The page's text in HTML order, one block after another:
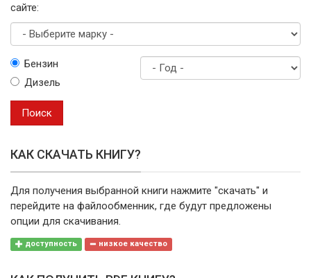
сайте:
маркуБензин
Дизель
Поиск
КАК СКАЧАТЬ КНИГУ?
Для получения выбранной книги нажмите "скачать" и
перейдите на файлообменник, где будут предложены
опции для скачивания.
доступность низкое качество